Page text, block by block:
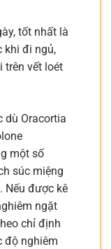
tốt nhất là
khi đi ngủ,
trên vết loét
dù Oracortia
một số
súc miệng
Nếu được kê
ngặt
chỉ định
độ nghiêm